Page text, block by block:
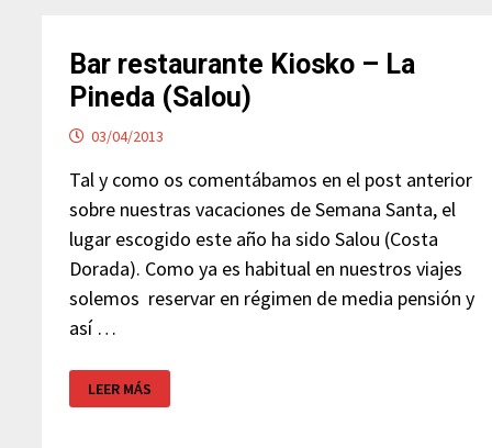
Bar restaurante Kiosko – La
Pineda (Salou)
03/04/2013
Tal y como os comentábamos en el post anterior
sobre nuestras vacaciones de Semana Santa, el
lugar escogido este año ha sido Salou (Costa
Dorada). Como ya es habitual en nuestros viajes
solemos reservar en régimen de media pensión y
así …
RESTAURANTE
KIOSKO
LEER MÁS